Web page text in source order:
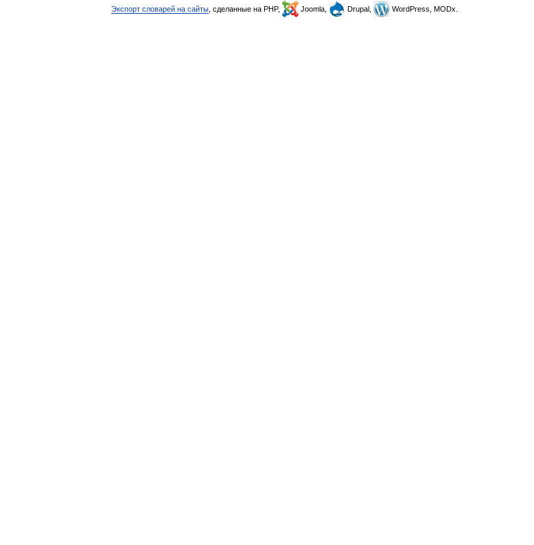
Экспорт словарей на сайты , сделанные на PHP, Joomla, Drupal, WordPress, MODx.